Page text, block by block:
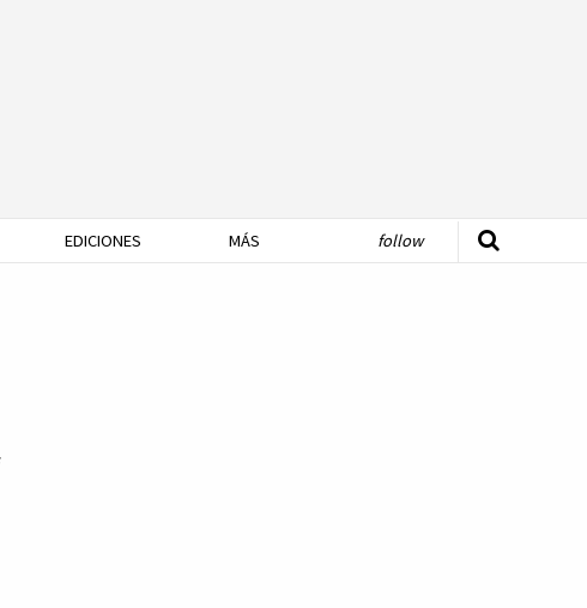
EDICIONES MÁS follow